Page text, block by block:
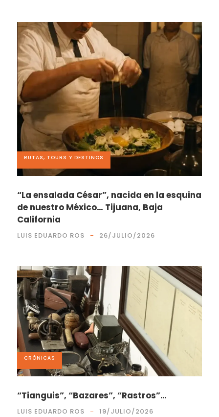
RUTAS, TOURS Y DESTINOS
“La ensalada César”, nacida en la esquina
de nuestro México… Tijuana, Baja
California
LUIS EDUARDO ROS 26/JULIO/2026
CRÓNICAS
“Tianguis”, “Bazares”, “Rastros”…
LUIS EDUARDO ROS 19/JULIO/2026